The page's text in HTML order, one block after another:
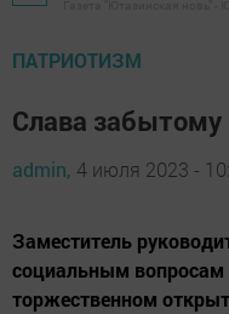
ПАТРИОТИЗМ
Слава забытому
admin, 4 июля 2023 -
Заместитель
социальным вопросам
торжественном